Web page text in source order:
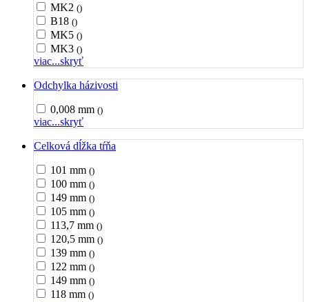
MK2 ()
B18 ()
MK5 ()
MK3 ()
viac...skryť
Odchylka házivosti
0,008 mm ()
viac...skryť
Celková dĺžka tŕňa
101 mm ()
100 mm ()
149 mm ()
105 mm ()
113,7 mm ()
120,5 mm ()
139 mm ()
122 mm ()
149 mm ()
118 mm ()